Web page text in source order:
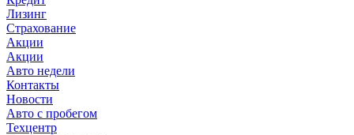
Лизинг
Страхование
Акции
Акции
Авто недели
Контакты
Новости
Авто с пробегом
Техцентр